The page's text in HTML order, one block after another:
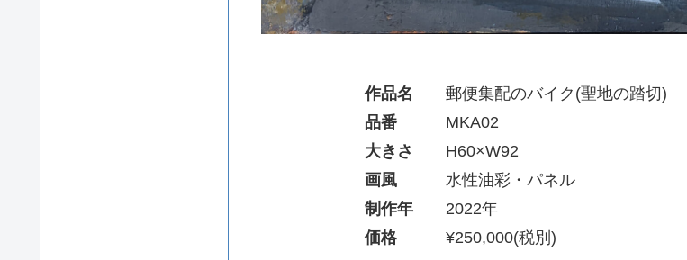
作品名 郵便集配のバイク(聖地の踏切)
品番MKA02
大きさ
H60×W92
画風水性油彩・パネル
制作年2022年
価格¥250,000(税別)